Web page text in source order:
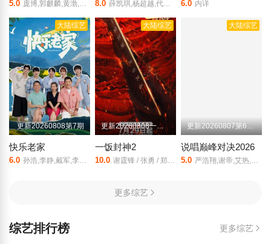
5.0 庞博,郭麒麟,黄渤,马思纯 8.0 薛凯琪,杨超越,代旭,杜海涛,张纯烨 6.0 内详
大陆综艺
更新20260808第7期
快乐老家
6.0 孙浩,李静,戴军,李维嘉,沈凌,吴昕,武艺,高旭
大陆综艺
更新20260808一饭小馆第2期
一饭封神2
10.0 谢霆锋 / 张勇 / 郑永麒 / 陈晓卿 / 李诞 / 屈雨瑜 / 杨艳彬 / 黎子安
大陆综艺
更新20260807第6期上巅峰
说唱巅峰对决2026
5.0 严浩翔,谢帝,艾热,派克特,功夫胖,盛宇,杨长青,刘嘉裕,米尔艾力,李斯丹妮,布瑞吉,翁杰,黄旭,杨博睿,吴嘉轩,白景屹,贰万,孙旸,李大奔,徐赢,郭颖
更多综艺
综艺排行榜 更多综艺